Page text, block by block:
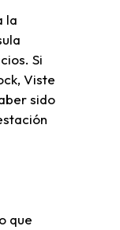
la
Si
Viste
sido
que